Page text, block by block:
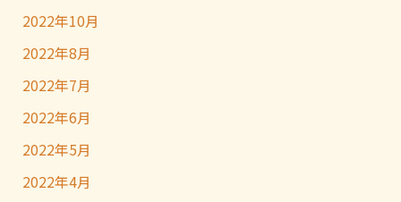
2022年10月
2022年8月
2022年7月
2022年6月
2022年5月
2022年4月